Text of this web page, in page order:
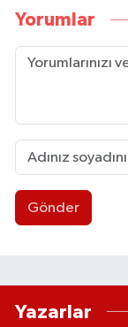
Yorumlar
Gönder
Yazarlar